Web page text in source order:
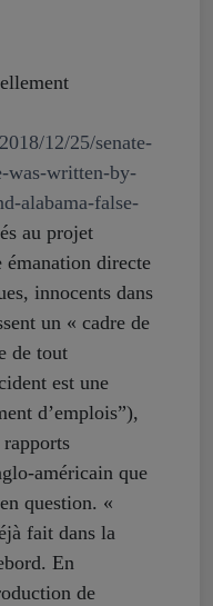
12/25/senate-
was-written-by-
alabama-false-
au projet
directe
innocents dans
un « cadre de
de tout
est une
d’emplois”),
américain que
question. «
fait dans la
En
de